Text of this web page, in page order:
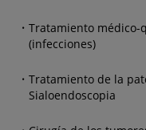
Tratamiento
(infecciones)
Tratamiento de la
Sialoendoscopia